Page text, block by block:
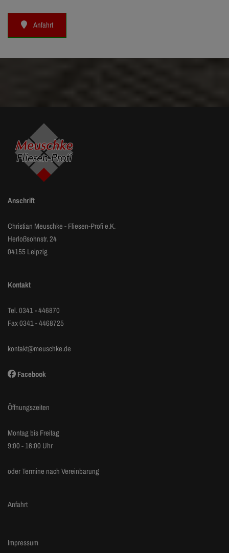
Anfahrt
Anschrift
Christian Meuschke - Fliesen-Profi e.K.
Herloßsohnstr. 24
04155 Leipzig
Kontakt
Tel.0341 - 446870
Fax 0341 - 4468725
kontakt@meuschke.de
Facebook
Öffnungszeiten
Montag bis Freitag
9:00 - 16:00 Uhr
oder Termine nach Vereinbarung
Anfahrt
Impressum